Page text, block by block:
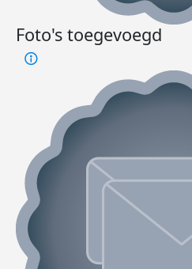
Foto's toegevoegd